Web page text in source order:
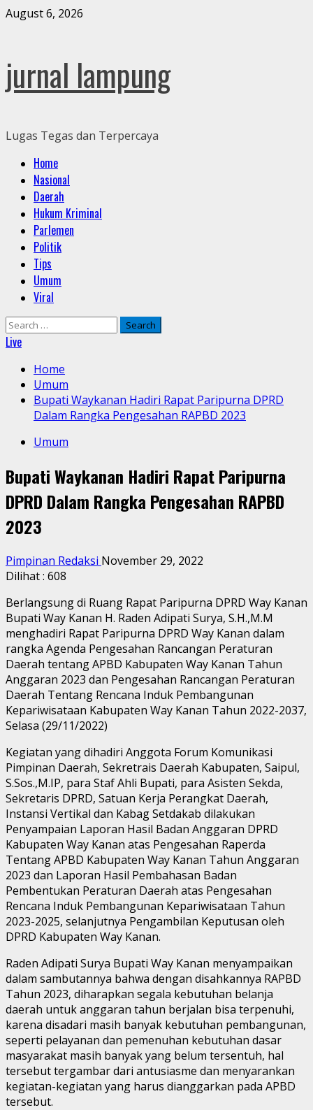
Skip
August 6, 2026
jurnal lampung
Lugas Tegas dan Terpercaya
Primary
Menu
Home
Nasional
Daerah
Hukum Kriminal
Parlemen
Politik
Tips
Umum
Viral
Search
for:
Live
Home
Umum
Bupati Waykanan Hadiri Rapat Paripurna DPRD
Dalam Rangka Pengesahan RAPBD 2023
Umum
Bupati Waykanan Hadiri Rapat Paripurna
DPRD Dalam Rangka Pengesahan RAPBD
2023
Pimpinan Redaksi November 29, 2022
Dilihat : 608
Berlangsung di Ruang Rapat Paripurna DPRD Way Kanan
Bupati Way Kanan H. Raden Adipati Surya, S.H.,M.M
menghadiri Rapat Paripurna DPRD Way Kanan dalam
rangka Agenda Pengesahan Rancangan Peraturan
Daerah tentang APBD Kabupaten Way Kanan Tahun
Anggaran 2023 dan Pengesahan Rancangan Peraturan
Daerah Tentang Rencana Induk Pembangunan
Kepariwisataan Kabupaten Way Kanan Tahun 2022-2037,
Selasa (29/11/2022)
Kegiatan yang dihadiri Anggota Forum Komunikasi
Pimpinan Daerah, Sekretrais Daerah Kabupaten, Saipul,
S.Sos.,M.IP, para Staf Ahli Bupati, para Asisten Sekda,
Sekretaris DPRD, Satuan Kerja Perangkat Daerah,
Instansi Vertikal dan Kabag Setdakab dilakukan
Penyampaian Laporan Hasil Badan Anggaran DPRD
Kabupaten Way Kanan atas Pengesahan Raperda
Tentang APBD Kabupaten Way Kanan Tahun Anggaran
2023 dan Laporan Hasil Pembahasan Badan
Pembentukan Peraturan Daerah atas Pengesahan
Rencana Induk Pembangunan Kepariwisataan Tahun
2023-2025, selanjutnya Pengambilan Keputusan oleh
DPRD Kabupaten Way Kanan.
Raden Adipati Surya Bupati Way Kanan menyampaikan
dalam sambutannya bahwa dengan disahkannya RAPBD
Tahun 2023, diharapkan segala kebutuhan belanja
daerah untuk anggaran tahun berjalan bisa terpenuhi,
karena disadari masih banyak kebutuhan pembangunan,
seperti pelayanan dan pemenuhan kebutuhan dasar
masyarakat masih banyak yang belum tersentuh, hal
tersebut tergambar dari antusiasme dan menyarankan
kegiatan-kegiatan yang harus dianggarkan pada APBD
tersebut.